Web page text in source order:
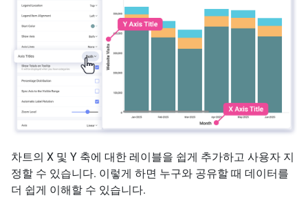
차트의 X 및 Y 축에 대한 레이블을 쉽게 추가하고 사용자 지
정할 수 있습니다. 이렇게 하면 누구와 공유할 때 데이터를
더 쉽게 이해할 수 있습니다.